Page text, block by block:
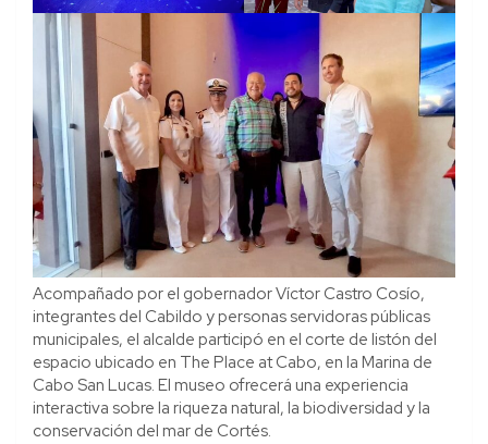
Acompañado por el gobernador Víctor Castro Cosío,
integrantes del Cabildo y personas servidoras públicas
municipales, el alcalde participó en el corte de listón del
espacio ubicado en The Place at Cabo, en la Marina de
Cabo San Lucas. El museo ofrecerá una experiencia
interactiva sobre la riqueza natural, la biodiversidad y la
conservación del mar de Cortés.